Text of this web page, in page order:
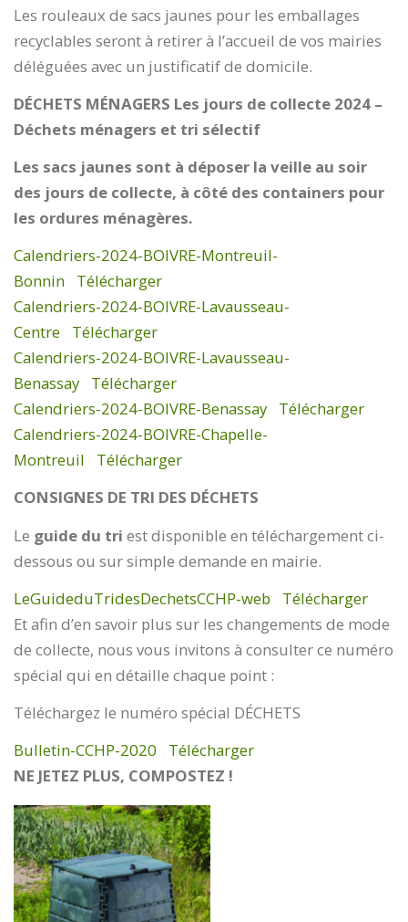
Les rouleaux de sacs jaunes pour les emballages
recyclables seront à retirer à l’accueil de vos mairies
déléguées avec un justificatif de domicile.
DÉCHETS MÉNAGERS Les jours de collecte 2024 –
Déchets ménagers et tri sélectif
Les sacs jaunes sont à déposer la veille au soir
des jours de collecte, à côté des containers pour
les ordures ménagères.
Calendriers-2024-BOIVRE-Montreuil-
Bonnin
Télécharger
Calendriers-2024-BOIVRE-Lavausseau-
Centre
Télécharger
Calendriers-2024-BOIVRE-Lavausseau-
Benassay
Télécharger
Calendriers-2024-BOIVRE-Benassay
Télécharger
Calendriers-2024-BOIVRE-Chapelle-
Montreuil
Télécharger
CONSIGNES DE TRI DES DÉCHETS
Le guide du tri est disponible en téléchargement ci-
dessous ou sur simple demande en mairie.
LeGuideduTridesDechetsCCHP-web
Télécharger
Et afin d’en savoir plus sur les changements de mode
de collecte, nous vous invitons à consulter ce numéro
spécial qui en détaille chaque point :
Téléchargez le numéro spécial DÉCHETS
Bulletin-CCHP-2020
Télécharger
NE JETEZ PLUS, COMPOSTEZ !